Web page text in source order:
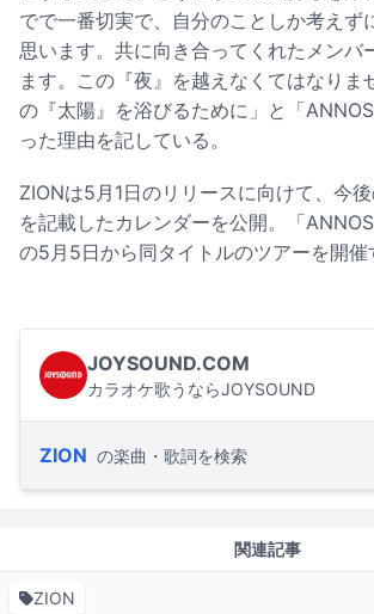
でで一番切実で、自分のことしか考えず
思います。共に向き合ってくれたメンバ
ます。この『夜』を越えなくてはなりま
の『太陽』を浴びるために」と「
った理由を記している。
ZIONは5月1日のリリースに向けて、今
を記載したカレンダーを公開。「
の5月5日から同タイトルのツアーを開催
JOYSOUND.COM
カラオケ歌うならJOYSOUND
ZION の楽曲・歌詞を検索
関連記事
ZION